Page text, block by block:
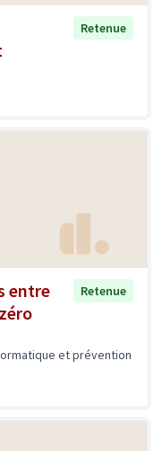
Retenue
entre
Retenue
et prévention